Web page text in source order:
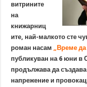
витрините
на
книжарниц
ите, най-малкото сте
роман насам „Време
публикуван на 6 юни
продължава да
напрежение и